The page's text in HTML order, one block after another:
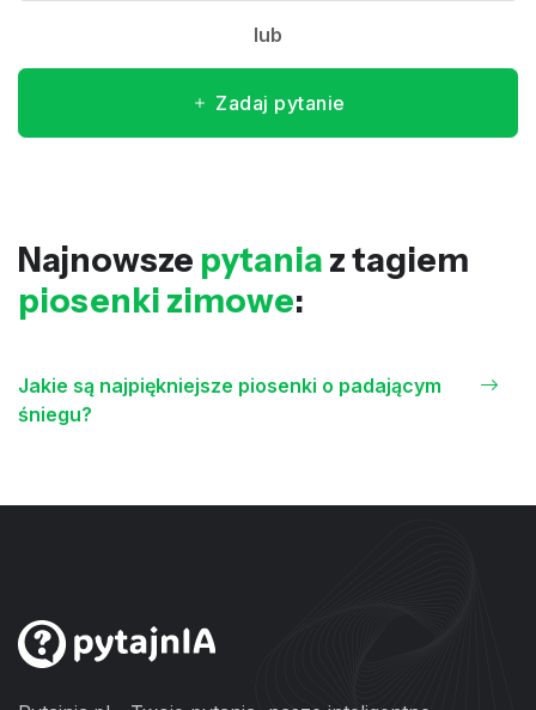
lub
Zadaj pytanie
Najnowsze pytania z tagiem
piosenki zimowe:
Jakie są najpiękniejsze piosenki o padającym
śniegu?